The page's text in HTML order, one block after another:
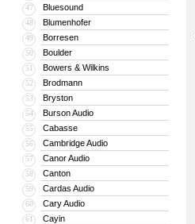
47 Bluesound
48 Blumenhofer
49 Borresen
50 Boulder
51 Bowers & Wilkins
52 Brodmann
53 Bryston
54 Burson Audio
55 Cabasse
56 Cambridge Audio
57 Canor Audio
58 Canton
59 Cardas Audio
60 Cary Audio
61 Cayin